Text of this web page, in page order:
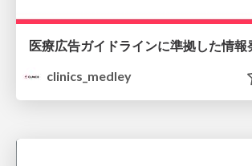
医療広告ガイドラインに準拠した情報
clinics_medley